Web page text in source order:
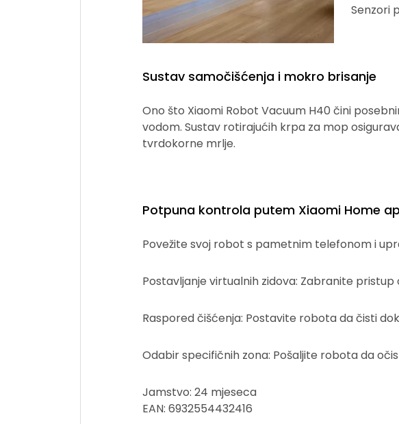
Senzori
Sustav samočišćenja i mokro brisanje
Ono što Xiaomi Robot Vacuum H40 čini
vodom. Sustav rotirajućih krpa za mop
tvrdokorne mrlje.
Potpuna kontrola putem Xiaomi Home
Povežite svoj robot s pametnim telefonom i
Postavljanje virtualnih zidova: Zabranite
Raspored čišćenja: Postavite robota da čisti
Odabir specifičnih zona: Pošaljite robota da
Jamstvo: 24 mjeseca
EAN: 6932554432416